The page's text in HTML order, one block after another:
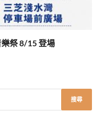
祭 8/15 登場